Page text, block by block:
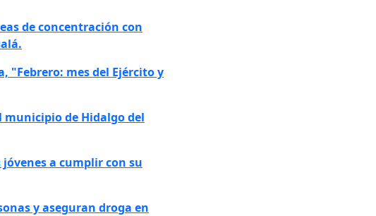
de concentración con
"Febrero: mes del Ejército y
municipio de Hidalgo del
a cumplir con su
y aseguran droga en